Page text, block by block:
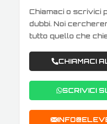
Chiamaci o scrivici
dubbi. Noi
tutto quello che
CHIAMACI
SCRIVICI